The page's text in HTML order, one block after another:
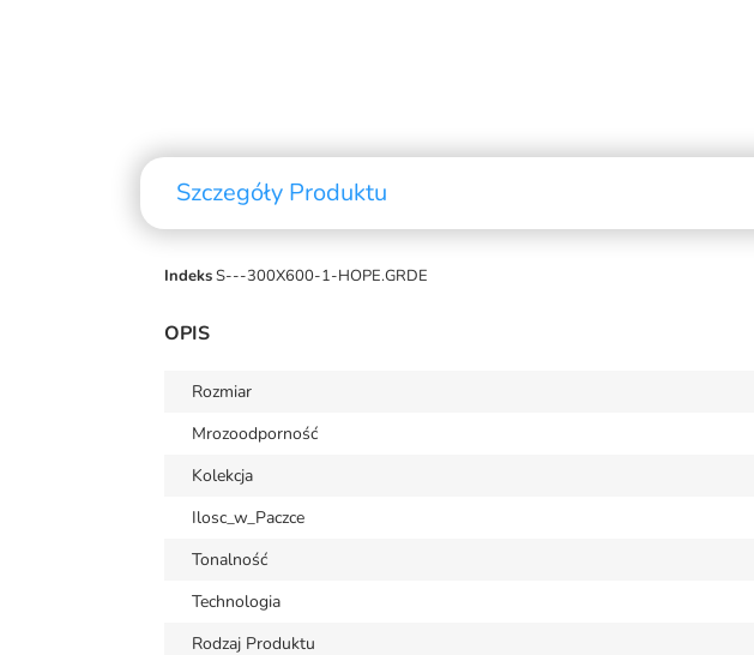
Szczegóły Produktu
IndeksS---300X600-1-HOPE.GRDE
OPIS
Rozmiar
Mrozoodporność
Kolekcja
Ilosc_w_Paczce
Tonalność
Technologia
Rodzaj Produktu